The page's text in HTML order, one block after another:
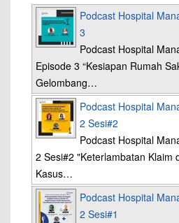
Podcast Hospital
3
Podcast Hospital
Episode 3 “Kesiapan Rumah
Gelombang…
Podcast Hospital
2 Sesi#2
Podcast Hospital
2 Sesi#2 "Keterlambatan Klaim
Kasus…
Podcast Hospital
2 Sesi#1